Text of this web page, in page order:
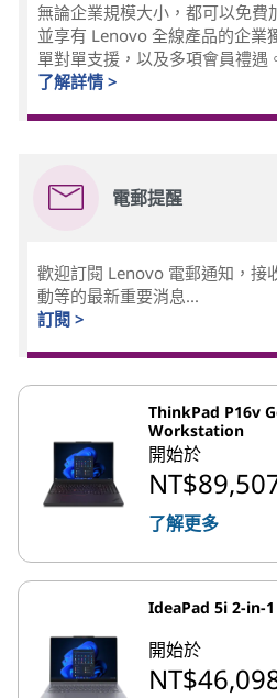
無論企業規模大小，都可以免費
並享有 Lenovo 全線產品的企業
單對單支援，以及多項會員禮遇
了解詳情 >
電郵提醒
歡迎訂閱 Lenovo 電郵通知，接
動等的最新重要消息...
訂閱 >
ThinkPad P16v
Workstation
開始於
了解更多
IdeaPad 5i 2-in-
開始於